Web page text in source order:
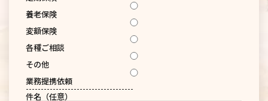
養老保険
変額保険
各種ご相談
その他
業務提携依頼
------------------------------------
件名（任意）